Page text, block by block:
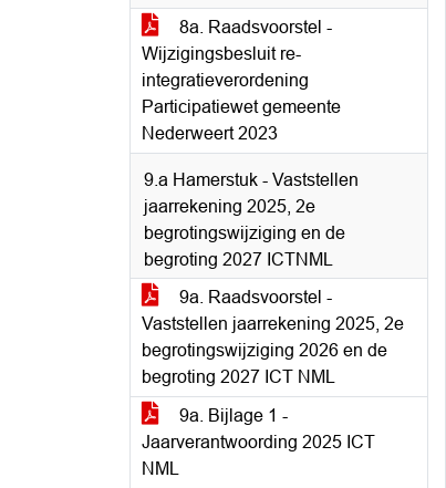
8a. Raadsvoorstel -
Wijzigingsbesluit re-
integratieverordening
Participatiewet gemeente
Nederweert 2023
9.a Hamerstuk - Vaststellen
jaarrekening 2025, 2e
begrotingswijziging en de
begroting 2027 ICTNML
9a. Raadsvoorstel -
Vaststellen jaarrekening 2025, 2e
begrotingswijziging 2026 en de
begroting 2027 ICT NML
9a. Bijlage 1 -
Jaarverantwoording 2025 ICT
NML